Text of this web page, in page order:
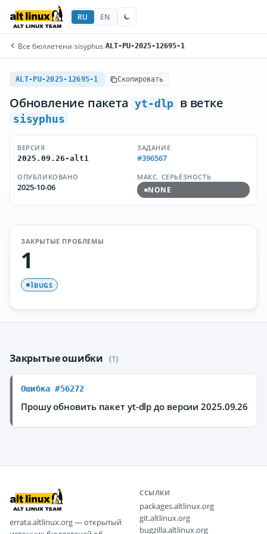
RU EN
Все бюллетени/sisyphus/ALT-PU-2025-12695-1
ALT-PU-2025-12695-1 Скопировать
Обновление пакета yt-dlp в ветке
sisyphus
ВЕРСИЯ
2025.09.26-alt1
ЗАДАНИЕ
#396567
ОПУБЛИКОВАНО
2025-10-06
МАКС. СЕРЬЁЗНОСТЬ
NONE
ЗАКРЫТЫЕ ПРОБЛЕМЫ
1
1BUGS
Закрытые ошибки (1)
Ошибка #56272
Прошу обновить пакет yt-dlp до версии 2025.09.26
errata.altlinux.org — открытый
ССЫЛКИ
packages.altlinux.org
git.altlinux.org
bugzilla.altlinux.org